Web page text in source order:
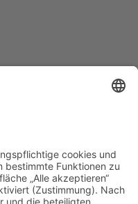
e.V.
geschützt! Zur Anzeige